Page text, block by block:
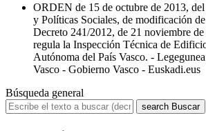
ORDEN de 15 de octubre de 2013,
y Políticas Sociales, de modificación
Decreto 241/2012, de 21 noviembre
regula la Inspección Técnica de
Autónoma del País Vasco. -
Vasco - Gobierno Vasco - Euskadi.eus
Búsqueda general
search Buscar